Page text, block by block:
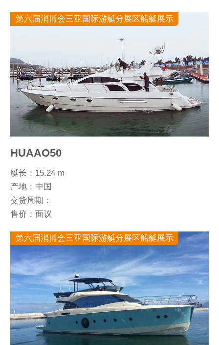
第六届消博会三亚国际游艇分展区船艇展示
HUAAO50
艇长：15.24 m
产地：中国
交货周期：
售价：面议
第六届消博会三亚国际游艇分展区船艇展示